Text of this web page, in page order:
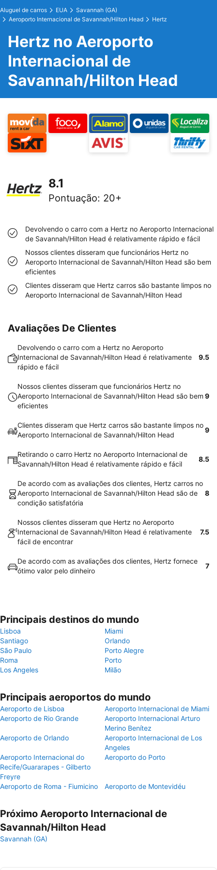
Aluguel de carros EUA
Savannah (GA)
Aeroporto Internacional de Savannah/Hilton Head
Hertz
Hertz no Aeroporto
Internacional de
Savannah/Hilton Head
8.1
Pontuação: 20+
Devolvendo o carro com a Hertz no Aeroporto Internacional
de Savannah/Hilton Head é relativamente rápido e fácil
Nossos clientes disseram que funcionários Hertz no
Aeroporto Internacional de Savannah/Hilton Head são bem
eficientes
Clientes disseram que Hertz carros são bastante limpos no
Aeroporto Internacional de Savannah/Hilton Head
Avaliações De Clientes
Devolvendo o carro com a Hertz no Aeroporto
Internacional de Savannah/Hilton Head é relativamente
rápido e fácil
9.5
Nossos clientes disseram que funcionários Hertz no
Aeroporto Internacional de Savannah/Hilton Head são bem
eficientes
9
Clientes disseram que Hertz carros são bastante limpos no
Aeroporto Internacional de Savannah/Hilton Head
9
Retirando o carro Hertz no Aeroporto Internacional de
Savannah/Hilton Head é relativamente rápido e fácil
8.5
De acordo com as avaliações dos clientes, Hertz carros no
Aeroporto Internacional de Savannah/Hilton Head são de
condição satisfatória
8
Nossos clientes disseram que Hertz no Aeroporto
Internacional de Savannah/Hilton Head é relativamente
fácil de encontrar
7.5
De acordo com as avaliações dos clientes, Hertz fornece
ótimo valor pelo dinheiro
7
Principais destinos do mundo
Lisboa
Miami
Santiago
Orlando
São Paulo
Porto Alegre
Roma
Porto
Los Angeles
Milão
Principais aeroportos do mundo
Aeroporto de Lisboa
Aeroporto Internacional de Miami
Aeroporto de Rio Grande
Aeroporto Internacional Arturo
Merino Benítez
Aeroporto de Orlando
Aeroporto Internacional de Los
Angeles
Aeroporto Internacional do
Recife/Guararapes - Gilberto
Freyre
Aeroporto do Porto
Aeroporto de Roma - Fiumicino Aeroporto de Montevidéu
Próximo Aeroporto Internacional de
Savannah/Hilton Head
Savannah (GA)